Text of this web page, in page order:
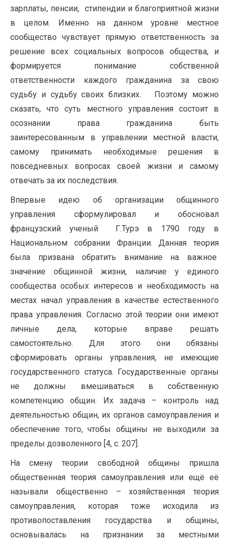
зарплаты, пенсии, стипендии и благоприятной жизни
в целом. Именно на данном уровне местное
сообщество чувствует прямую ответственность за
решение всех социальных вопросов общества, и
формируется понимание собственной
ответственности каждого гражданина за свою
судьбу и судьбу своих близких. Поэтому можно
сказать, что суть местного управления состоит в
осознании права гражданина быть
заинтересованным в управлении местной власти,
самому принимать необходимые решения в
повседневных вопросах своей жизни и самому
отвечать за их последствия.
Впервые идею об организации общинного
управления сформулировал и обосновал
французский ученый Г.Турэ в 1790 году в
Национальном собрании Франции. Данная теория
была призвана обратить внимание на важное
значение общинной жизни, наличие у единого
сообщества особых интересов и необходимость на
местах начал управления в качестве естественного
права управления. Согласно этой теории они имеют
личные дела, которые вправе решать
самостоятельно. Для этого они обязаны
сформировать органы управления, не имеющие
государственного статуса. Государственные органы
не должны вмешиваться в собственную
компетенцию общин. Их задача – контроль над
деятельностью общин, их органов самоуправления и
обеспечение того, чтобы общины не выходили за
пределы дозволенного [4, с. 207].
На смену теории свободной общины пришла
общественная теория самоуправления или ещё её
называли общественно – хозяйственная теория
самоуправления, которая тоже исходила из
противопоставления государства и общины,
основывалась на признании за местными